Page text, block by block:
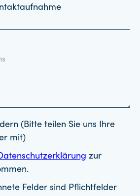
(Bitte teilen Sie uns Ihre
mit)
zur
Felder sind Pflichtfelder